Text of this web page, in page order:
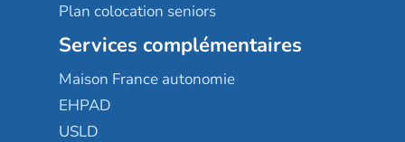
Plan colocation seniors
Services complémentaires
Maison France autonomie
EHPAD
USLD